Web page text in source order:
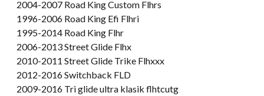
2004-2007 Road King Custom Flhrs
1996-2006 Road King Efi Flhri
1995-2014 Road King Flhr
2006-2013 Street Glide Flhx
2010-2011 Street Glide Trike Flhxxx
2012-2016 Switchback FLD
2009-2016 Tri glide ultra klasik flhtcutg